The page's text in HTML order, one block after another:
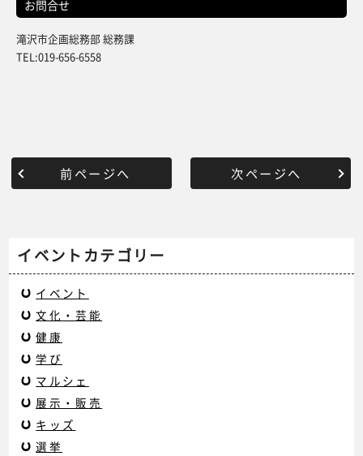
お問合せ
滝沢市企画総務部 総務課
TEL:019-656-6558
前ページへ 次ページへ
イベントカテゴリー
イベント
文化・芸能
健康
学び
マルシェ
展示・販売
キッズ
選挙